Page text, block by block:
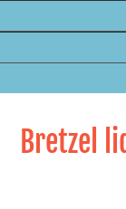
Bretzel